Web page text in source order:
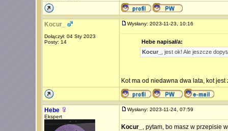
Kocur_
Dołączył: 04 Sty 2023
Posty: 14
Wysłany: 2023-11-23, 10:16
Hebe napisał/a:
Kocur_
, jest ok! Ale jeszcze
Kot ma od niedawna dwa lata, kot
Hebe
Ekspert
Wysłany: 2023-11-24, 07:59
Kocur_ , pytam, bo masz w przepisie